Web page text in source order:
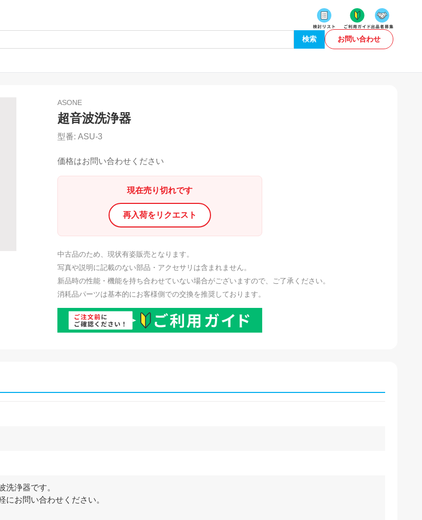
検索 お問い合わせ
ASONE
超音波洗浄器
型番: ASU-3
価格はお問い合わせください
現在売り切れです
再入荷をリクエスト
中古品のため、現状有姿販売となります。
写真や説明に記載のない部品・アクセサリは含まれません。
新品時の性能・機能を持ち合わせていない場合がございますので、ご了承ください。
消耗品パーツは基本的にお客様側での交換を推奨しております。
洗浄器です。
お問い合わせください。